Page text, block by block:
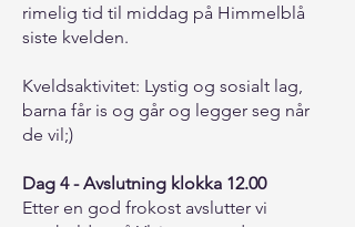
rimelig tid til middag på Himmelblå
siste kvelden.
Kveldsaktivitet: Lystig og sosialt lag,
barna får is og går og legger seg når
de vil;)
Dag 4 - Avslutning klokka 12.00
Etter en god frokost avslutter vi